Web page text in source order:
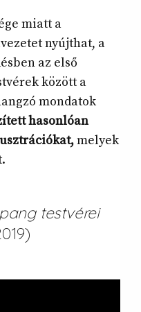
miatt a
nyújthat, a
az első
között a
mondatok
hasonlóan
melyek
testvérei